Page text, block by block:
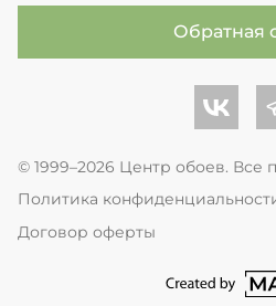
Обратная
Центр
© 1999–2026 Центр обоев. Все
Политика
Договор оферты
перейти на